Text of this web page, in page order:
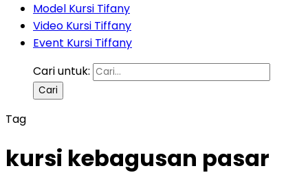
Model Kursi Tifany
Video Kursi Tiffany
Event Kursi Tiffany
Cari untuk:
Tag
kursi kebagusan pasar